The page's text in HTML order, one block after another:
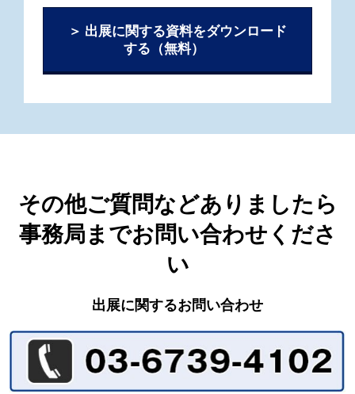
＞ 出展に関する資料をダウンロード
する（無料）
その他ご質問などありましたら
事務局までお問い合わせくださ
い
出展に関するお問い合わせ